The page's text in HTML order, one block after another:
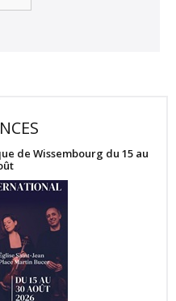
de Wissembourg du 15 au